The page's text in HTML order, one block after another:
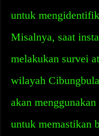
untuk
Misalnya, saat
melakukan survei
wilayah
akan
untuk memastikan